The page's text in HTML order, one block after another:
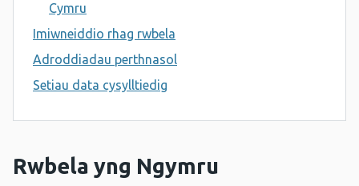
Cymru
Imiwneiddio rhag rwbela
Adroddiadau perthnasol
Setiau data cysylltiedig
Rwbela yng Ngymru